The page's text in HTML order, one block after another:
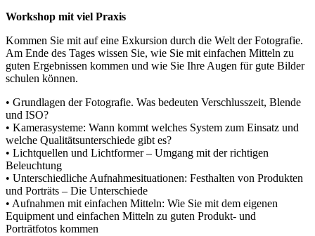
Workshop mit viel Praxis
Kommen Sie mit auf eine Exkursion durch die Welt der Fotografie.
Am Ende des Tages wissen Sie, wie Sie mit einfachen Mitteln zu
guten Ergebnissen kommen und wie Sie Ihre Augen für gute Bilder
schulen können.
• Grundlagen der Fotografie. Was bedeuten Verschlusszeit, Blende
und ISO?
• Kamerasysteme: Wann kommt welches System zum Einsatz und
welche Qualitätsunterschiede gibt es?
• Lichtquellen und Lichtformer – Umgang mit der richtigen
Beleuchtung
• Unterschiedliche Aufnahmesituationen: Festhalten von Produkten
und Porträts – Die Unterschiede
• Aufnahmen mit einfachen Mitteln: Wie Sie mit dem eigenen
Equipment und einfachen Mitteln zu guten Produkt- und
Porträtfotos kommen